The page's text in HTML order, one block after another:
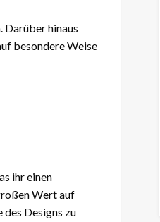
Darüber hinaus
besondere Weise
ihr einen
Wert auf
Designs zu